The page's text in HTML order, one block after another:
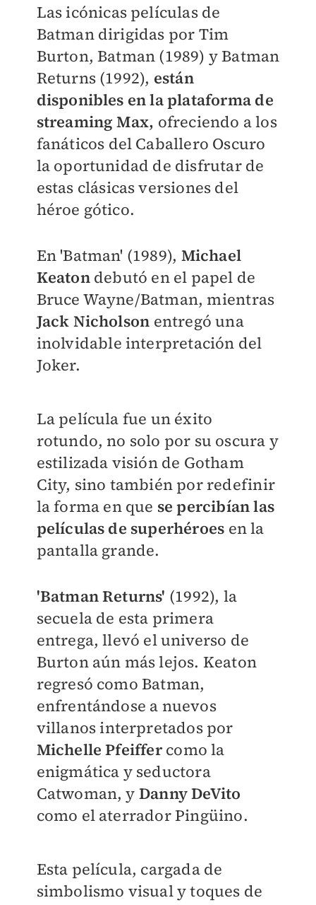
Las icónicas películas de
Batman dirigidas por Tim
Burton, Batman (1989) y Batman
Returns (1992), están
disponibles en la plataforma de
streaming Max, ofreciendo a los
fanáticos del Caballero Oscuro
la oportunidad de disfrutar de
estas clásicas versiones del
héroe gótico.
En 'Batman' (1989), Michael
Keatondebutó en el papel de
Bruce Wayne/Batman, mientras
Jack Nicholson entregó una
inolvidable interpretación del
Joker.
La película fue un éxito
rotundo, no solo por su oscura y
estilizada visión de Gotham
City, sino también por redefinir
la forma en que se percibían las
películas de superhéroes en la
pantalla grande.
'Batman Returns' (1992), la
secuela de esta primera
entrega, llevó el universo de
Burton aún más lejos. Keaton
regresó como Batman,
enfrentándose a nuevos
villanos interpretados por
Michelle Pfeiffercomo la
enigmática y seductora
Catwoman, y Danny DeVito
como el aterrador Pingüino.
Esta película, cargada de
simbolismo visual y toques de